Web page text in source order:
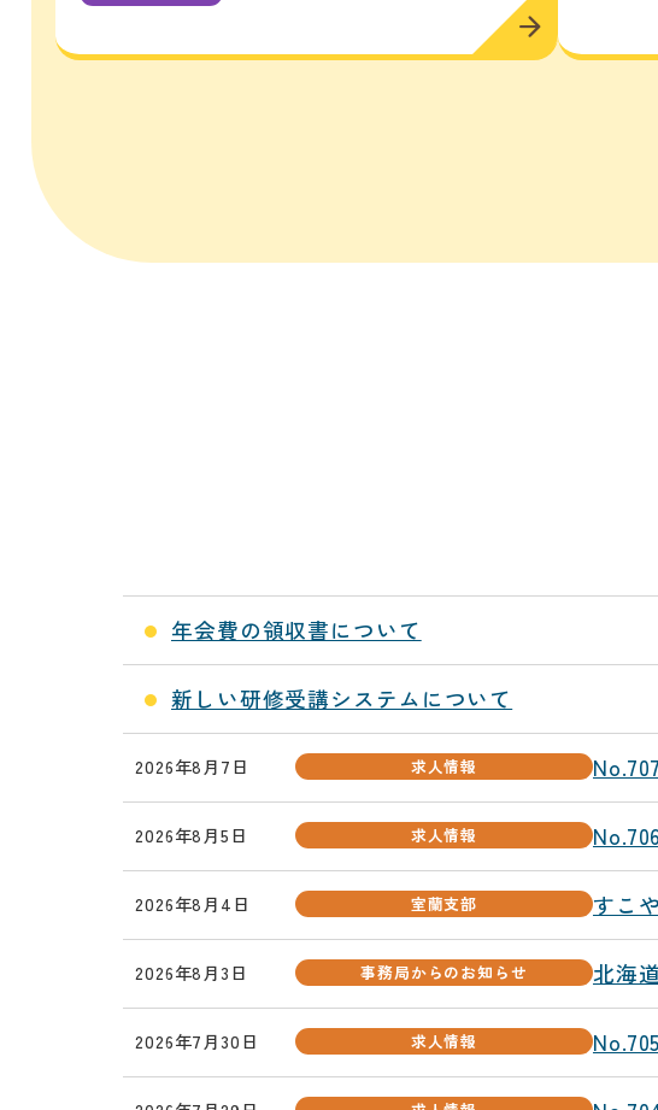
年会費の領収書について
新しい研修受講システムについて
2026年8月7日 求人情報
2026年8月5日 求人情報
2026年8月4日 室蘭支部 すこ
2026年8月3日 事務局からのお知らせ 北海
2026年7月30日 求人情報